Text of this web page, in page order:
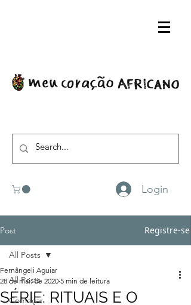
Login
Post Registre-se
All Posts
Começar
All Posts
SÉRIE: RITUAIS E O
Fernângeli Aguiar
28 de mai. de 2020 5 min de leitura